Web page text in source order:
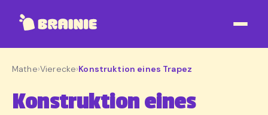
Mathe›Vierecke›Konstruktion eines Trapez
Konstruktion eines